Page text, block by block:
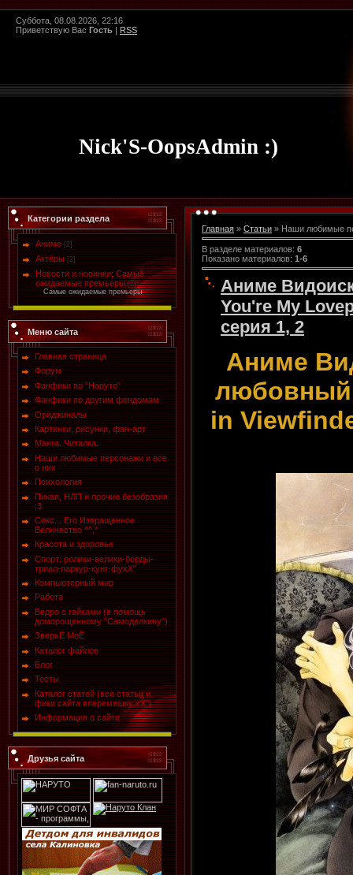
Суббота, 08.08.2026, 22:16
Приветствую Вас Гость | RSS
Nick'S-OopsAdmin :)
Категории раздела
Аниме [2]
Актёры [2]
Новости и новинки; Самые
ожидаемые премьеры [2]
Самые ожидаемые премьеры
Меню сайта
Главная страница
Форум
Фанфики по "Наруто"
Фанфики по другим фендомам
Ориджиналы
Картинки, рисунки, фан-арт
Манга. Читалка.
Наши любимые персонажи и все
о них
Психология
Пикап, НЛП и прочие безобразия
;3
Секс... Его Извращенное
Величество ^^,*
Красота и здоровье
Спорт: ролики-велики-борды-
триал-паркур-кунг-фухХ"
Компьютерный мир
Работа
Ведро с гайками (в помощь
доморощенному "Самоделкину")
ЗверьЁ МоЁ
Каталог файлов
Блог
Тесты
Каталог статей (все статьи и
фики сайта вперемешку хХ")
Информация о сайте
Друзья сайта
Главная » Статьи » Наши любимые
В разделе материалов: 6
Показано материалов: 1-6
Аниме
You're My
серия 1, 2
Аниме
любовный
in